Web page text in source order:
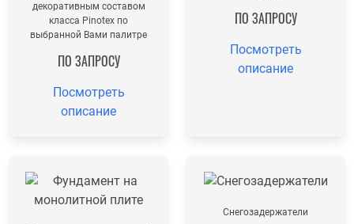
декоративным составом
класса Pinotex по
выбранной Вами палитре
ПО ЗАПРОСУ
Посмотреть
описание
ПО ЗАПРОСУ
Посмотреть
описание
Снегозадержатели